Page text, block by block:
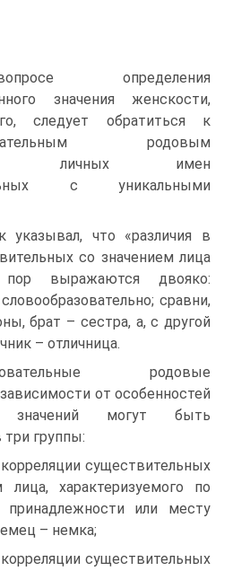
определения
значения женскости,
следует обратиться к
родовым
личных имен
с уникальными
указывал, что «различия в
со значением лица
выражаются двояко:
сравни,
брат – сестра, а, с другой
– отличница.
родовые
от особенностей
значений могут быть
группы:
существительных
лица, характеризуемого по
принадлежности или месту
– немка;
существительных